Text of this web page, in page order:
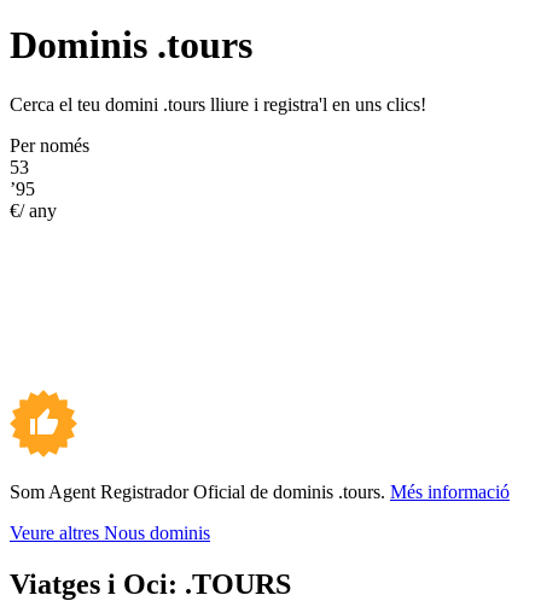
Dominis .tours
Cerca el teu domini .tours lliure i registra'l en uns clics!
Per només
53
’95
€/ any
Som Agent Registrador Oficial de dominis .tours. Més informació
Veure altres Nous dominis
Viatges i Oci: .TOURS